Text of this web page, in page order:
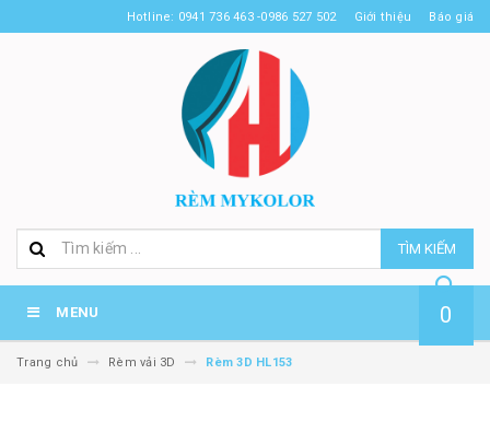
Hotline: 0941 736 463 -0986 527 502 Giới thiệu Báo giá
TÌM KIẾM
MENU 0
Trang chủ Rèm vải 3D Rèm 3D HL153